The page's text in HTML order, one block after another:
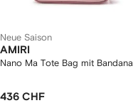
Neue Saison
AMIRI
Nano Ma Tote Bag mit Bandana
436 CHF